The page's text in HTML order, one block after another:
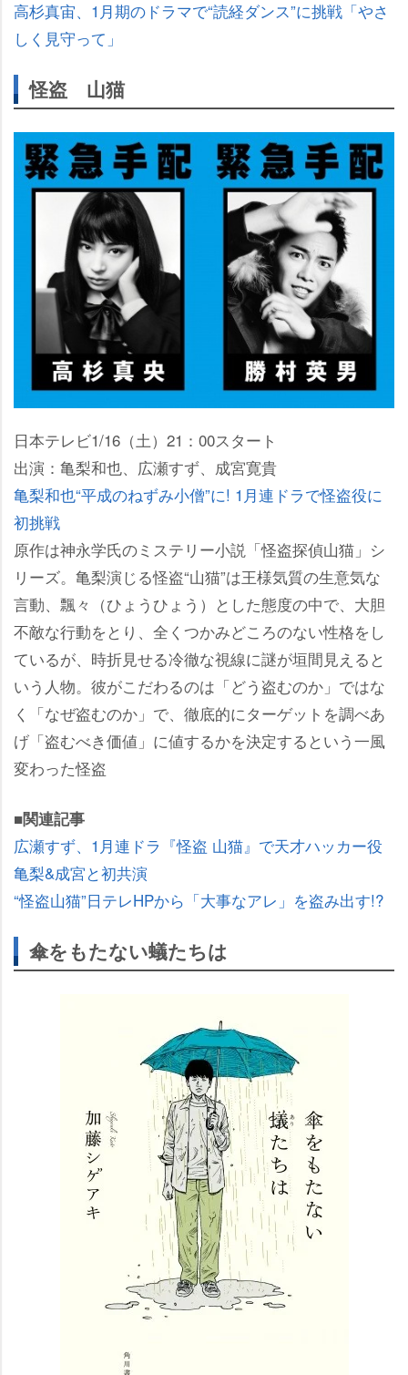
高杉真宙、1月期のドラマで“読経ダンス”に挑戦「やさ
しく見守って」
怪盗 山猫
日本テレビ1/16（土）21：00スタート
出演：亀梨和也、広瀬すず、成宮寛貴
亀梨和也“平成のねずみ小僧”に! 1月連ドラで怪盗役に
初挑戦
原作は神永学氏のミステリー小説「怪盗探偵山猫」シ
リーズ。亀梨演じる怪盗“山猫”は王様気質の生意気な
言動、飄々（ひょうひょう）とした態度の中で、大胆
不敵な行動をとり、全くつかみどころのない性格をし
ているが、時折見せる冷徹な視線に謎が垣間見えると
いう人物。彼がこだわるのは「どう盗むのか」ではな
く「なぜ盗むのか」で、徹底的にターゲットを調べあ
げ「盗むべき価値」に値するかを決定するという一風
変わった怪盗
■関連記事
広瀬すず、1月連ドラ『怪盗 山猫』で天才ハッカー役
亀梨&成宮と初共演
“怪盗山猫”日テレHPから「大事なアレ」を盗み出す!?
傘をもたない蟻たちは